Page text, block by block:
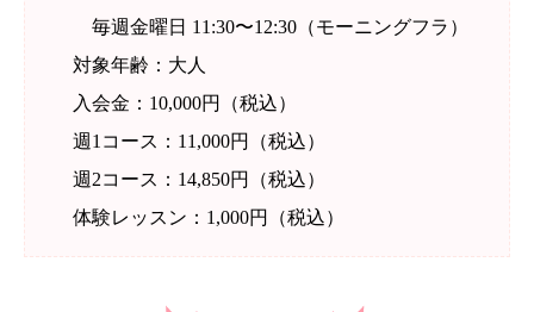
毎週金曜日 11:30〜12:30（モーニングフラ）
対象年齢：大人
入会金：10,000円（税込）
週1コース：11,000円（税込）
週2コース：14,850円（税込）
体験レッスン：1,000円（税込）